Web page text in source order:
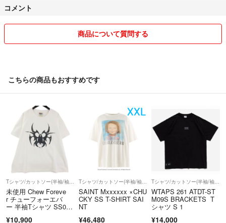
#THEDUCKCOMPANY
#プリントTシャツ
#部屋着
#ルームウェア
#パジャマ
#Sサイズ
#Mサイズ
#アメカジ
#メンズ
#レディース
★3日以上入金が確認できない場合キャンセルさせて頂く場合がありま
★コメントのやり取りの途中でも購入された方が優先になりますのでご
了承下さい。
★その他気になる点はお気軽にご質問下さい♪
コメント
商品について質問する
こちらの商品もおすすめです
未使用 Chew Foreve
r チューフォーエバ
ー 半袖Tシャツ SS0
¥10,900
Tシャツ/カットソー(半袖/袖なし)
SAINT Mxxxxxx ×CHU
CKY SS T-SHIRT SAI
NT
¥46,480
Tシャツ/カットソー(半袖/袖なし)
WTAPS 261 ATDT-ST
M09S BRACKETS T
シャツ S 1
¥14,000